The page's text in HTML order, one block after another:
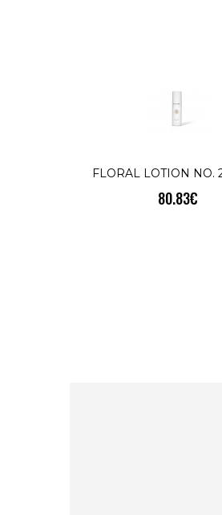
FLORAL LOTION NO.
80.83€